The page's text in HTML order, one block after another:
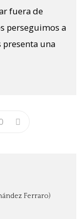
fuera de
perseguimos a
presenta una
Ferraro)